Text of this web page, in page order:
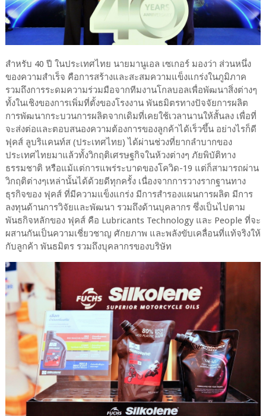
สำหรับ 40 ปี ในประเทศไทย นายมานูเอล เซเกอร์ มองว่า ส่วนหนึ่ง
ของความสำเร็จ คือการสร้างและสะสมความแข็งแกร่งในภูมิภาค
รวมถึงการระดมความร่วมมือจากทีมงานโกลบอลเพื่อพัฒนาสิ่งต่างๆ
ทั้งในเชิงของการเพิ่มที่ตั้งของโรงงาน พันธมิตรทางปัจจัยการผลิต
การพัฒนากระบวนการผลิตจากเดิมที่เคยใช้เวลานานให้สั้นลง เพื่อที่
จะส่งต่อและตอบสนองความต้องการของลูกค้าได้เร็วขึ้น อย่างไรก็ดี
ฟุคส์ ลูบริแคนท์ส (ประเทศไทย) ได้ผ่านช่วงที่ยากลำบากของ
ประเทศไทยมาแล้วทั้งวิกฤติเศรษฐกิจในห้วงต่างๆ ภัยพิบัติทาง
ธรรมชาติ หรือแม้แต่การแพร่ระบาดของโควิด-19 แต่ก็สามารถผ่าน
วิกฤติต่างๆเหล่านั้นได้ด้วยดีทุกครั้ง เนื่องจากการวางรากฐานทาง
ธุรกิจของ ฟุคส์ ที่มีความแข็งแกร่ง มีการสำรองแผนการผลิต มีการ
ลงทุนด้านการวิจัยและพัฒนา รวมถึงด้านบุคลากร ซึ่งเป็นไปตาม
พันธกิจหลักของ ฟุคส์ คือ Lubricants Technology และ People ที่จะ
ผสานกันเป็นความเชี่ยวชาญ ศักยภาพ และพลังขับเคลื่อนที่แท้จริงให้
กับลูกค้า พันธมิตร รวมถึงบุคลากรของบริษัท